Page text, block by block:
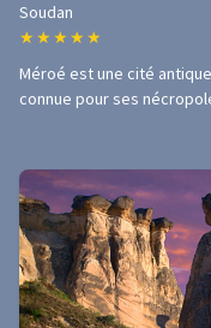
Soudan
★ ★ ★ ★ ★
Méroé est une cité
connue pour ses